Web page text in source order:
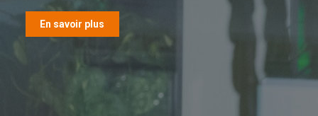
En savoir plus